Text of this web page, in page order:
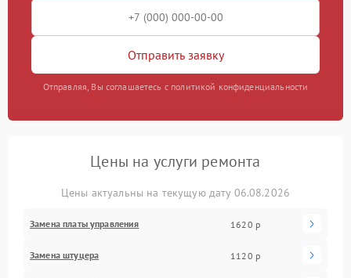
Отправить заявку
Отправляя, Вы соглашаетесь с политикой конфиденциальности
Цены на услуги ремонта
Цены актуальны на текущую дату 06.08.2026
Замена платы управления 1620 р
Замена штуцера 1120 р